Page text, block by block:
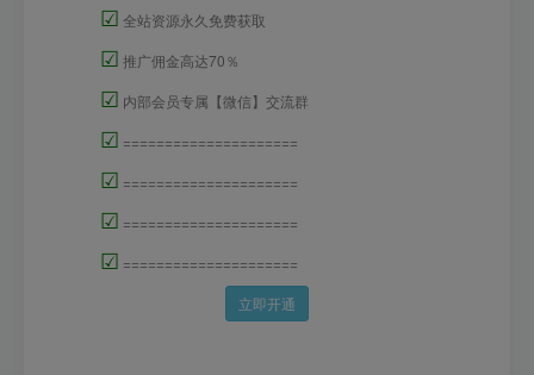
☑ 全站资源永久免费获取
☑ 推广佣金高达70％
☑ 内部会员专属【微信】交流群
☑ =====================
☑ =====================
☑ =====================
☑ =====================
立即开通